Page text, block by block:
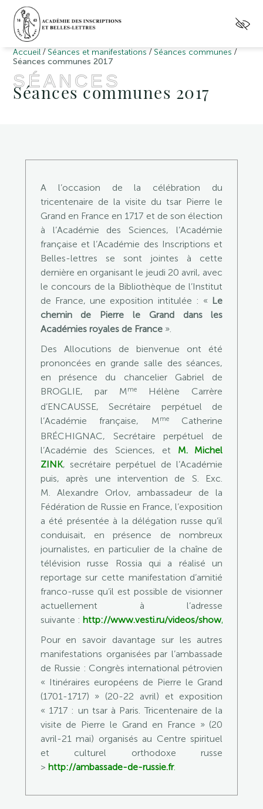
Accueil / Séances et manifestations / Séances communes /
Séances communes 2017
SÉANCES
Séances communes 2017
A l’occasion de la célébration du
tricentenaire de la visite du tsar Pierre le
Grand en France en 1717 et de son élection
à l’Académie des Sciences, l’Académie
française et l’Académie des Inscriptions et
Belles-lettres se sont jointes à cette
dernière en organisant le jeudi 20 avril, avec
le concours de la Bibliothèque de l’Institut
de France, une exposition intitulée : « Le
chemin de Pierre le Grand dans les
Académies royales de France».
Des Allocutions de bienvenue ont été
prononcées en grande salle des séances,
en présence du chancelier Gabriel de
BROGLIE, par Mme
Hélène Carrère
d’ENCAUSSE, Secrétaire perpétuel de
l’Académie française, MmeCatherine
BRÉCHIGNAC, Secrétaire perpétuel de
l’Académie des Sciences, et M. Michel
ZINK, secrétaire perpétuel de l’Académie
puis, après une intervention de S. Exc.
M. Alexandre Orlov, ambassadeur de la
Fédération de Russie en France, l’exposition
a été présentée à la délégation russe qu’il
conduisait, en présence de nombreux
journalistes, en particulier de la chaîne de
télévision russe Rossia qui a réalisé un
reportage sur cette manifestation d’amitié
franco-russe qu’il est possible de visionner
actuellement à l’adresse
suivante : http://www.vesti.ru/videos/show/vid…
Pour en savoir davantage sur les autres
manifestations organisées par l’ambassade
de Russie : Congrès international pétrovien
« Itinéraires européens de Pierre le Grand
(1701-1717) » (20-22 avril) et exposition
« 1717 : un tsar à Paris. Tricentenaire de la
visite de Pierre le Grand en France » (20
avril-21 mai) organisés au Centre spirituel
et culturel orthodoxe russe
> http://ambassade-de-russie.fr.